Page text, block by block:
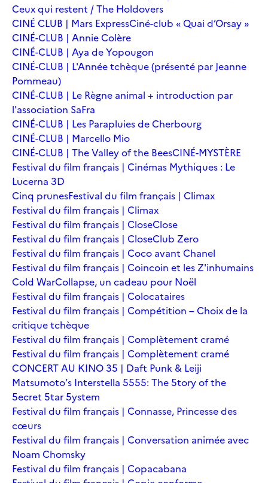
Ceux qui restent / The Holdovers
CINÉ CLUB | Mars ExpressCiné-club « Quai d’Orsay »
CINÉ-CLUB | Annie Colère
CINÉ-CLUB | Aya de Yopougon
CINÉ-CLUB | L'Année tchèque (présenté par Jeanne
Pommeau)
CINÉ-CLUB | Le Règne animal + introduction par
l'association SaFra
CINÉ-CLUB | Les Parapluies de Cherbourg
CINÉ-CLUB | Marcello Mio
CINÉ-CLUB | The Valley of the BeesCINÉ-MYSTÈRE
Festival du film français | Cinémas Mythiques : Le
Lucerna 3D
Cinq prunesFestival du film français | Climax
Festival du film français | Climax
Festival du film français | CloseClose
Festival du film français | CloseClub Zero
Festival du film français | Coco avant Chanel
Festival du film français | Coincoin et les Z'inhumains
Cold WarCollapse, un cadeau pour Noël
Festival du film français | Colocataires
Festival du film français | Compétition – Choix de la
critique tchèque
Festival du film français | Complètement cramé
Festival du film français | Complètement cramé
CONCERT AU KINO 35 | Daft Punk & Leiji
Matsumoto’s Interstella 5555: The 5tory of the
5ecret 5tar 5ystem
Festival du film français | Connasse, Princesse des
cœurs
Festival du film français | Conversation animée avec
Noam Chomsky
Festival du film français | Copacabana